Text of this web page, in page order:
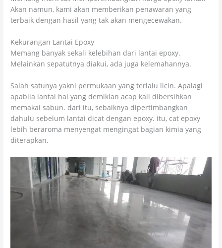
Akan namun, kami akan memberikan penawaran yang
terbaik dengan hasil yang tak akan mengecewakan.
Kekurangan Lantai Epoxy
Memang banyak sekali kelebihan dari lantai epoxy.
Melainkan sepatutnya diakui, ada juga kelemahannya.
Salah satunya yakni permukaan yang terlalu licin. Apalagi
apabila lantai hal yang demikian acap kali dibersihkan
memakai sabun. dari itu, sebaiknya dipertimbangkan
dahulu sebelum lantai dicat dengan epoxy. itu, cat epoxy
lebih beraroma menyengat mengingat bagian kimia yang
diterapkan.